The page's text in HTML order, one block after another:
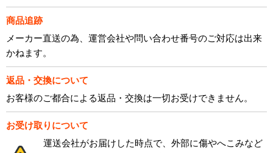
商品追跡
メーカー直送の為、運営会社や問い合わせ番号のご対応は出来
かねます。
返品・交換について
お客様のご都合による返品・交換は一切お受けできません。
お受け取りについて
運送会社がお届けした時点で、外部に傷やへこみなど